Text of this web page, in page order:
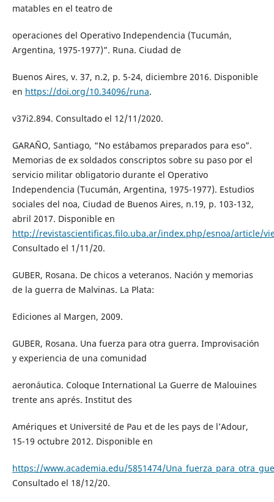
matables en el teatro de
operaciones del Operativo Independencia (Tucumán,
Argentina, 1975-1977)”. Runa. Ciudad de
Buenos Aires, v. 37, n.2, p. 5-24, diciembre 2016. Disponible
en https://doi.org/10.34096/runa.
v37i2.894. Consultado el 12/11/2020.
GARAÑO, Santiago, “No estábamos preparados para eso”.
Memorias de ex soldados conscriptos sobre su paso por el
servicio militar obligatorio durante el Operativo
Independencia (Tucumán, Argentina, 1975-1977). Estudios
sociales del noa, Ciudad de Buenos Aires, n.19, p. 103-132,
abril 2017. Disponible en
http://revistascientificas.filo.uba.ar/index.php/esnoa/article/
Consultado el 1/11/20.
GUBER, Rosana. De chicos a veteranos. Nación y memorias
de la guerra de Malvinas. La Plata:
Ediciones al Margen, 2009.
GUBER, Rosana. Una fuerza para otra guerra. Improvisación
y experiencia de una comunidad
aeronáutica. Coloque International La Guerre de Malouines
trente ans aprés. Institut des
Amériques et Université de Pau et de les pays de l’Adour,
15-19 octubre 2012. Disponible en
https://www.academia.edu/5851474/
Consultado el 18/12/20.